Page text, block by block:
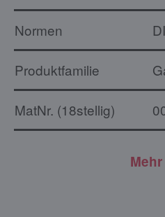
Normen
Produktfamilie
MatNr. (18stellig)
Mehr